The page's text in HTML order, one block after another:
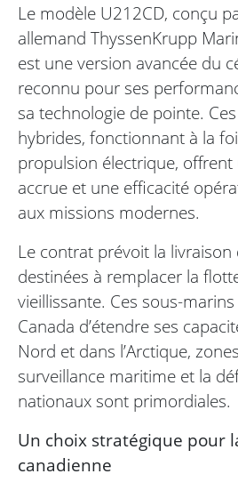
Le modèle U212CD, conçu
allemand ThyssenKrupp
est une version avancée du
reconnu pour ses
sa technologie de pointe.
hybrides, fonctionnant à la
propulsion électrique,
accrue et une efficacité
aux missions modernes.
Le contrat prévoit la livraison
destinées à remplacer la
vieillissante. Ces sous-
Canada d’étendre ses
Nord et dans l’Arctique,
surveillance maritime et la
nationaux sont primordiales.
Un choix stratégique pour
canadienne